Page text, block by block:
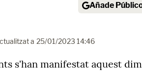
Añade
a 25/01/2023 14:46
s'han manifestat aquest